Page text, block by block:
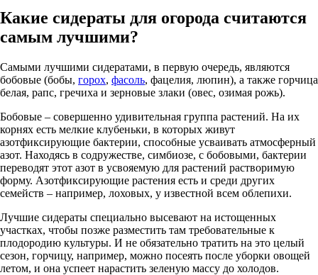
Какие сидераты для огорода считаются
самым лучшими?
Самыми лучшими сидератами, в первую очередь, являются
бобовые (бобы, горох, фасоль, фацелия, люпин), а также горчица
белая, рапс, гречиха и зерновые злаки (овес, озимая рожь).
Бобовые – совершенно удивительная группа растений. На их
корнях есть мелкие клубеньки, в которых живут
азотфиксирующие бактерии, способные усваивать атмосферный
азот. Находясь в содружестве, симбиозе, с бобовыми, бактерии
переводят этот азот в усвояемую для растений растворимую
форму. Азотфиксирующие растения есть и среди других
семейств – например, лоховых, у известной всем облепихи.
Лучшие сидераты специально высевают на истощенных
участках, чтобы позже разместить там требовательные к
плодородию культуры. И не обязательно тратить на это целый
сезон, горчицу, например, можно посеять после уборки овощей
летом, и она успеет нарастить зеленую массу до холодов.